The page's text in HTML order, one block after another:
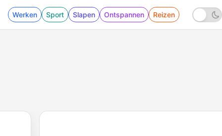
Werken Sport Slapen Ontspannen Reizen